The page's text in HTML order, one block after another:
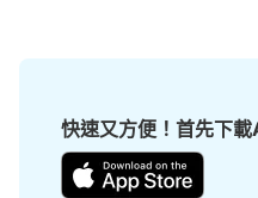
查看此投幣
快速又方便！首先下載